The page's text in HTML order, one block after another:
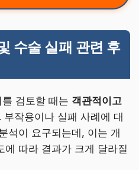
수술 실패 관련 후
검토할 때는 객관적이고
부작용이나 실패 사례에 대
석이 요구되는데, 이는 개
에 따라 결과가 크게 달라질